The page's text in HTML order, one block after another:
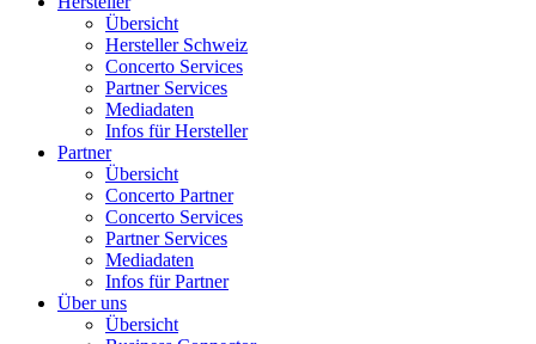
Übersicht
Hersteller Schweiz
Concerto Services
Partner Services
Mediadaten
Infos für Hersteller
Partner
Übersicht
Concerto Partner
Concerto Services
Partner Services
Mediadaten
Infos für Partner
Über uns
Übersicht